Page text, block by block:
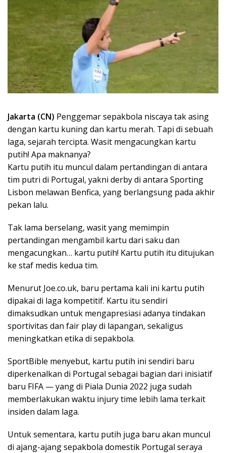
Jakarta (CN) Penggemar sepakbola niscaya tak asing
dengan kartu kuning dan kartu merah. Tapi di sebuah
laga, sejarah tercipta. Wasit mengacungkan kartu
putih! Apa maknanya?
Kartu putih itu muncul dalam pertandingan di antara
tim putri di Portugal, yakni derby di antara Sporting
Lisbon melawan Benfica, yang berlangsung pada akhir
pekan lalu.
Tak lama berselang, wasit yang memimpin
pertandingan mengambil kartu dari saku dan
mengacungkan… kartu putih! Kartu putih itu ditujukan
ke staf medis kedua tim.
Menurut Joe.co.uk, baru pertama kali ini kartu putih
dipakai di laga kompetitif. Kartu itu sendiri
dimaksudkan untuk mengapresiasi adanya tindakan
sportivitas dan fair play di lapangan, sekaligus
meningkatkan etika di sepakbola.
SportBible menyebut, kartu putih ini sendiri baru
diperkenalkan di Portugal sebagai bagian dari inisiatif
baru FIFA — yang di Piala Dunia 2022 juga sudah
memberlakukan waktu injury time lebih lama terkait
insiden dalam laga.
Untuk sementara, kartu putih juga baru akan muncul
di ajang-ajang sepakbola domestik Portugal seraya